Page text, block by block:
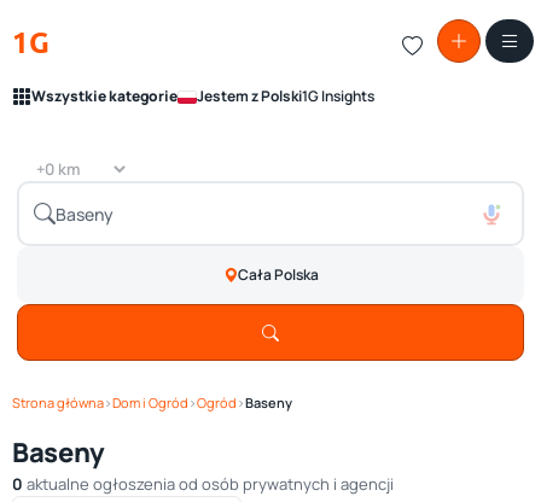
1G
Wszystkie kategorie Jestem z Polski1G Insights
Cała Polska
Strona główna›Dom i Ogród ›Ogród ›Baseny
Baseny
0 aktualne ogłoszenia od osób prywatnych i agencji